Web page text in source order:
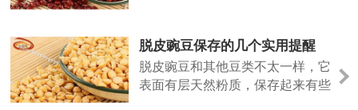
脱皮豌豆保存的几个实用提醒
脱皮豌豆和其他豆类不太一样，它
表面有层天然粉质，保存起来有些